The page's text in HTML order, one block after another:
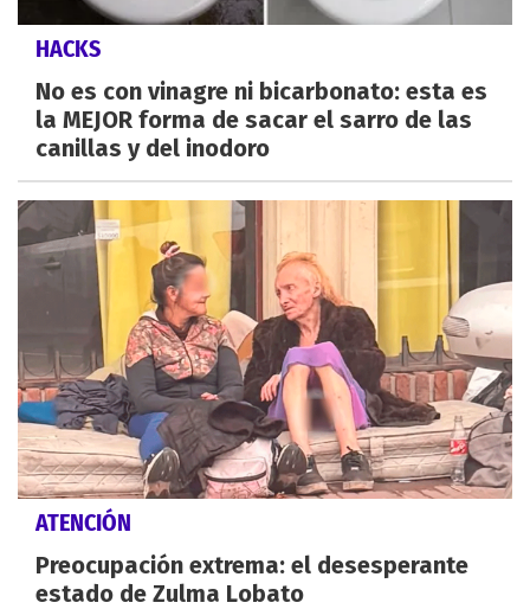
HACKS
No es con vinagre ni bicarbonato: esta es
la MEJOR forma de sacar el sarro de las
canillas y del inodoro
ATENCIÓN
Preocupación extrema: el desesperante
estado de Zulma Lobato